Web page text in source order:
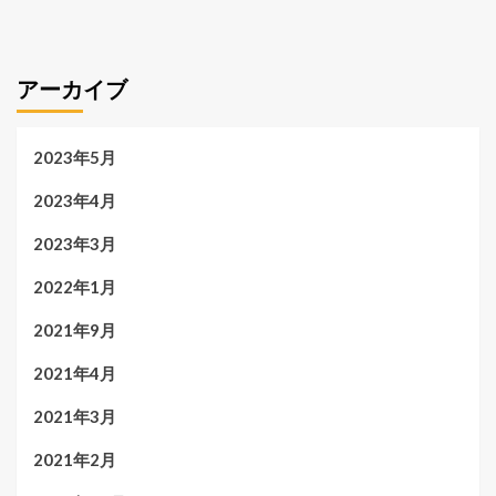
アーカイブ
2023年5月
2023年4月
2023年3月
2022年1月
2021年9月
2021年4月
2021年3月
2021年2月